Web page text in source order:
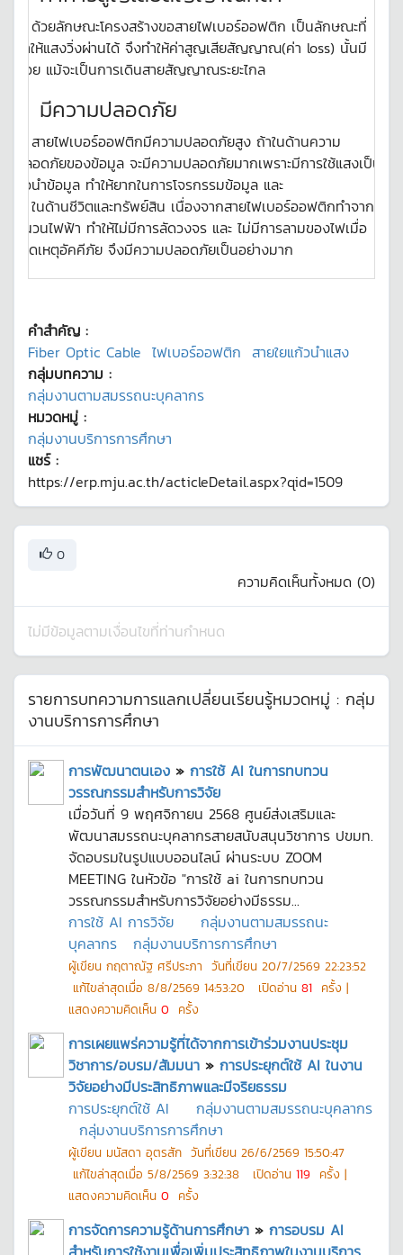
ด้วยลักษณะโครงสร้างขอสายไฟเบอร์ออฟติก เป็นลักษณะที่
ทำให้แสงวิ่งผ่านได้ จึงทำให้ค่าสูญเสียสัญญาณ(ค่า loss) นั้นมี
น้อย แม้จะเป็นการเดินสายสัญญาณระยะไกล
มีความปลอดภัย
สายไฟเบอร์ออฟติกมีความปลอดภัยสูง ถ้าในด้านความ
ปลอดภัยของข้อมูล จะมีความปลอดภัยมากเพราะมีการใช้แสงเป็น
ตัวนำข้อมูล ทำให้ยากในการโจรกรรมข้อมูล และ
ในด้านชีวิตและทรัพย์สิน เนื่องจากสายไฟเบอร์ออฟติกทำจาก
ฉนวนไฟฟ้า ทำให้ไม่มีการลัดวงจร และ ไม่มีการลามของไฟเมื่อ
เกิดเหตุอัคคีภัย จึงมีความปลอดภัยเป็นอย่างมาก
คำสำคัญ :
Fiber Optic Cable ไฟเบอร์ออฟติก สายใยแก้วนําแสง
กลุ่มบทความ :
กลุ่มงานตามสมรรถนะบุคลากร
หมวดหมู่ :
กลุ่มงานบริการการศึกษา
แชร์ :
https://erp.mju.ac.th/acticleDetail.aspx?qid=1509
0
ความคิดเห็นทั้งหมด (0)
ไม่มีข้อมูลตามเงื่อนไขที่ท่านกำหนด
รายการบทความการแลกเปลี่ยนเรียนรู้หมวดหมู่ : กลุ่ม
งานบริการการศึกษา
การพัฒนาตนเอง » การใช้ AI ในการทบทวน
วรรณกรรมสำหรับการวิจัย
เมื่อวันที่ 9 พฤศจิกายน 2568 ศูนย์ส่งเสริมและ
พัฒนาสมรรถนะบุคลากรสายสนับสนุนวิชาการ ปขมท.
จัดอบรมในรูปแบบออนไลน์ ผ่านระบบ ZOOM
MEETING ในหัวข้อ "การใช้ ai ในการทบทวน
วรรณกรรมสำหรับการวิจัยอย่างมีธรรม...
การใช้ AI การวิจัย
กลุ่มงานตามสมรรถนะ
บุคลากร
กลุ่มงานบริการการศึกษา
ผู้เขียน กฤตาณัฐ ศรีประภา วันที่เขียน 20/7/2569 22:23:52
แก้ไขล่าสุดเมื่อ 8/8/2569 14:53:20 เปิดอ่าน 81 ครั้ง |
แสดงความคิดเห็น 0 ครั้ง
การเผยแพร่ความรู้ที่ได้จากการเข้าร่วมงานประชุม
วิชาการ/อบรม/สัมมนา » การประยุกต์ใช้ AI ในงาน
วิจัยอย่างมีประสิทธิภาพและมีจริยธรรม
การประยุกต์ใช้ AI
กลุ่มงานตามสมรรถนะบุคลากร
กลุ่มงานบริการการศึกษา
ผู้เขียน มนัสดา อุตรสัก วันที่เขียน 26/6/2569 15:50:47
แก้ไขล่าสุดเมื่อ 5/8/2569 3:32:38 เปิดอ่าน 119 ครั้ง |
แสดงความคิดเห็น 0 ครั้ง
การจัดการความรู้ด้านการศึกษา » การอบรม AI